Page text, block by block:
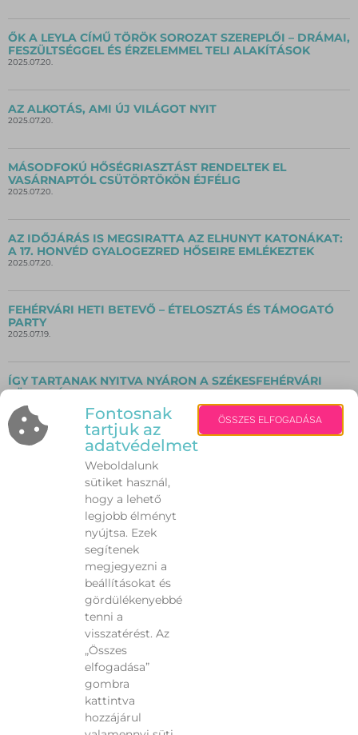
ŐK A LEYLA CÍMŰ TÖRÖK SOROZAT SZEREPLŐI – DRÁMAI,
FESZÜLTSÉGGEL ÉS ÉRZELEMMEL TELI ALAKÍTÁSOK
2025.07.20.
AZ ALKOTÁS, AMI ÚJ VILÁGOT NYIT
2025.07.20.
MÁSODFOKÚ HŐSÉGRIASZTÁST RENDELTEK EL
VASÁRNAPTÓL CSÜTÖRTÖKÖN ÉJFÉLIG
2025.07.20.
AZ IDŐJÁRÁS IS MEGSIRATTA AZ ELHUNYT KATONÁKAT:
A 17. HONVÉD GYALOGEZRED HŐSEIRE EMLÉKEZTEK
2025.07.20.
FEHÉRVÁRI HETI BETEVŐ – ÉTELOSZTÁS ÉS TÁMOGATÓ
PARTY
2025.07.19.
ÍGY TARTANAK NYITVA NYÁRON A SZÉKESFEHÉRVÁRI
KÖNYVTÁRAK
2025.07.19.
TERMELŐI ÉS KÉZMŰVES VÁSÁR ÖREGHEGYEN
ÁLMOS HERCEGGEL, II. ISTVÁNNAL, KÖNYVES
KÁLMÁNNAL IS TALÁLKOZHATUNK SZOMBATON A
BELVÁROSBAN
A BIEF 2025 MÁSODIK NEGYEDÉVÉRE VONATKOZÓ
IRODAPIACI ÖSSZEGZÉSE
Elöző 1
Fontosnak
tartjuk az
adatvédelmet
Weboldalunk
sütiket használ,
hogy a lehető
legjobb élményt
nyújtsa. Ezek
segítenek
megjegyezni a
beállításokat és
gördülékenyebbé
tenni a
visszatérést. Az
„Összes
elfogadása”
gombra
kattintva
hozzájárul
ÖSSZES ELFOGADÁSA